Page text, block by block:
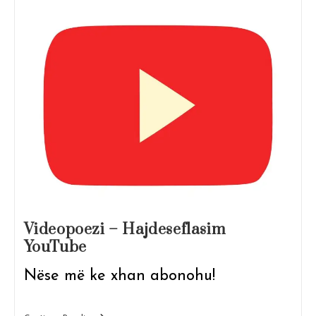
Videopoezi – Hajdeseflasim
YouTube
Nëse më ke xhan abonohu!